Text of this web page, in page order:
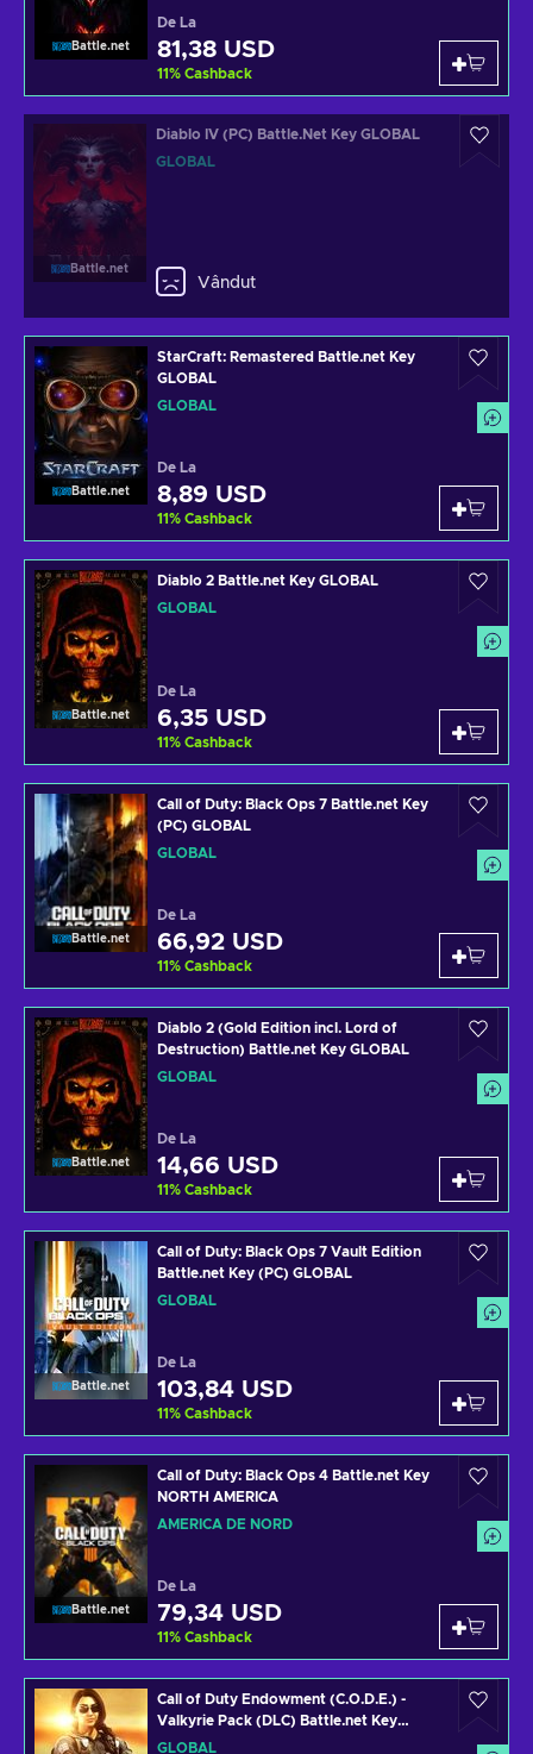
Battle.net
De La
81,38 USD
11% Cashback
Battle.net
Diablo IV (PC) Battle.Net Key GLOBAL
GLOBAL
Vândut
Battle.net
StarCraft: Remastered Battle.net Key
GLOBAL
GLOBAL
De La
8,89 USD
11% Cashback
Battle.net
Diablo 2 Battle.net Key GLOBAL
GLOBAL
De La
6,35 USD
11% Cashback
Battle.net
Call of Duty: Black Ops 7 Battle.net Key
(PC) GLOBAL
GLOBAL
De La
66,92 USD
11% Cashback
Battle.net
Diablo 2 (Gold Edition incl. Lord of
Destruction) Battle.net Key GLOBAL
GLOBAL
De La
14,66 USD
11% Cashback
Battle.net
Call of Duty: Black Ops 7 Vault Edition
Battle.net Key (PC) GLOBAL
GLOBAL
De La
103,84 USD
11% Cashback
Battle.net
Call of Duty: Black Ops 4 Battle.net Key
NORTH AMERICA
AMERICA DE NORD
De La
79,34 USD
11% Cashback
Call of Duty Endowment (C.O.D.E.) -
Valkyrie Pack (DLC) Battle.net Key
GLOBAL
GLOBAL